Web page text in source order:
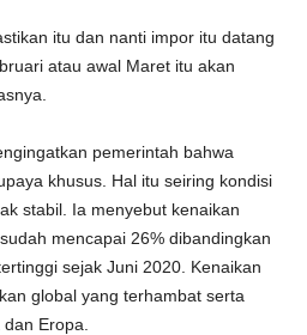
itu dan nanti impor itu datang
atau awal Maret itu akan
pemerintah bahwa
khusus. Hal itu seiring kondisi
stabil. Ia menyebut kenaikan
mencapai 26% dibandingkan
sejak Juni 2020. Kenaikan
global yang terhambat serta
Eropa.